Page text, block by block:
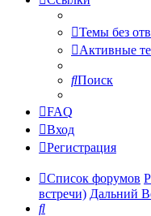
Темы без
Активные
Поиск
FAQ
Вход
Регистрация
Список форумов
встречи) Дальний
Поиск